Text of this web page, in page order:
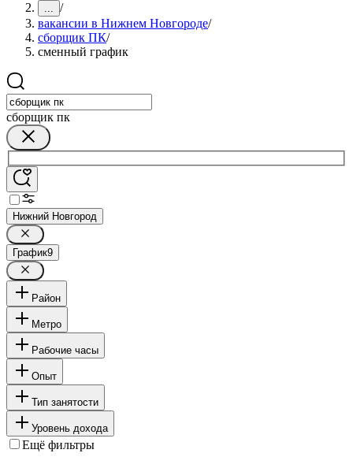
... /
вакансии в Нижнем Новгороде/
сборщик ПК/
сменный график
сборщик пк
Нижний Новгород
График9
Район
Метро
Рабочие часы
Опыт
Тип занятости
Уровень дохода
Ещё фильтры